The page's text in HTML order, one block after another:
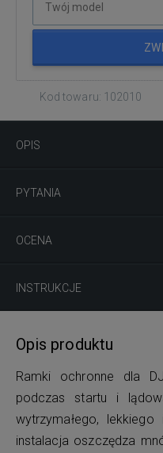
Kod towaru: 102010
OPIS
PYTANIA
OCENA
INSTRUKCJE
Opis produktu
Ramki ochronne dla
podczas startu i
wytrzymałego,
instalacja oszczędza